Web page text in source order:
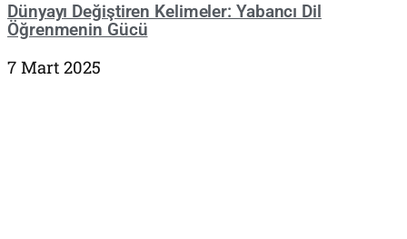
Dünyayı Değiştiren Kelimeler: Yabancı Dil
Öğrenmenin Gücü
7 Mart 2025